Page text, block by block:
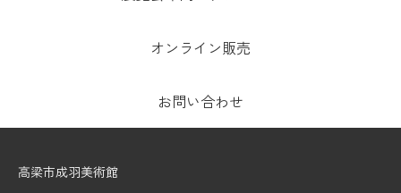
オンライン販売
お問い合わせ
高梁市成羽美術館